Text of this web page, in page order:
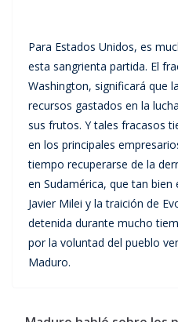
Para Estados Unidos, es
esta sangrienta partida. El
Washington, significará que
recursos gastados en la
sus frutos. Y tales fracasos
en los principales
tiempo recuperarse de la
en Sudamérica, que tan
Javier Milei y la traición de
detenida durante mucho
por la voluntad del pueblo
Maduro.